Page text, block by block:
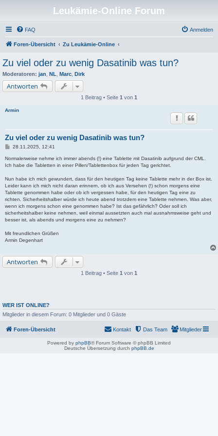
Leukämie-Online Forum
FAQ Anmelden
Foren-Übersicht Zu Leukämie-Online
Zu viel oder zu wenig Dasatinib was tun?
Moderatoren: jan NL Marc Dirk
Antworten
1 Beitrag • Seite 1 von 1
Armin
Zu viel oder zu wenig Dasatinib was tun?
B
i
t
g
28.11.2025, 12:41
Normalerweise nehme ich immer abends (!) eine Tablette mit Dasatinib aufgrund der CML.
Ich habe die Tabletten in einer Pillen/Tablettenbox für jeden Tag gerichtet.
Nun habe ich mich gewundert, dass für den heutigen Tag keine Tablette mehr in der Box ist.
Leider kann ich mich nicht daran erinnern, ob ich aus Versehen (!) schon morgens eine
Tablette genommen habe oder ob ich vergessen habe, für den heutigen Tag eine zu
richten. Sicherheitshalber würde ich heute abend trotzdem eine Tablette nehmen. Was aber,
wenn ich morgens schon eine genommen habe? Ist das gefährlich? Oder soll ich
sicherheitshalber keine nehmen, weil einmal aussetzten auch mal ausnahmsweise geht und
besser ist, als abends und morgens eine zu nehmen?
Mit freundlichen Grüßen
Armin Degenhart
Antworten
1 Beitrag • Seite 1 von 1
WER IST ONLINE?
Mitglieder in diesem Forum: 0 Mitglieder und 0 Gäste
Foren-Übersicht Mitglieder
Das Team
Kontakt
Powered by phpBB® Forum Software © phpBB Limited
Deutsche Übersetzung durch phpBB.de